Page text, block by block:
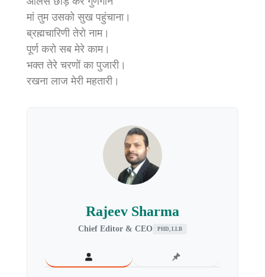
मां तुम उसको सुख पहुंचाना।
ब्रह्मचारिणी तेरो नाम।
पूर्ण करो सब मेरे काम।
भक्त तेरे चरणों का पुजारी।
रखना लाज मेरी महतारी।
Rajeev Sharma
Chief Editor & CEO PHD, LLB